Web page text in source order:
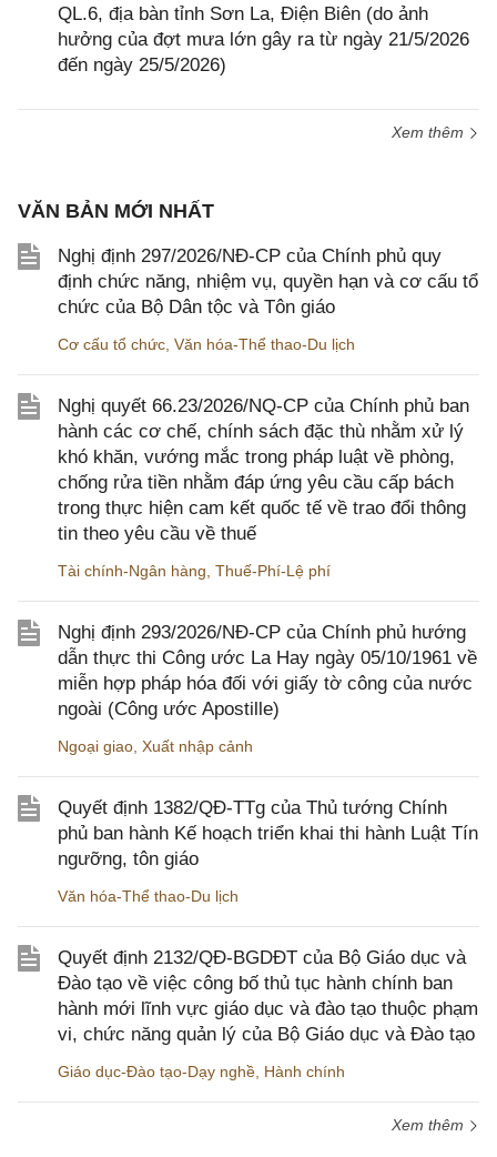
QL.6, địa bàn tỉnh Sơn La, Điện Biên (do ảnh
hưởng của đợt mưa lớn gây ra từ ngày 21/5/2026
đến ngày 25/5/2026)
Xem thêm
VĂN BẢN MỚI NHẤT
Nghị định 297/2026/NĐ-CP của Chính phủ quy
định chức năng, nhiệm vụ, quyền hạn và cơ cấu tổ
chức của Bộ Dân tộc và Tôn giáo
Cơ cấu tổ chức Văn hóa-Thể thao-Du lịch
Nghị quyết 66.23/2026/NQ-CP của Chính phủ ban
hành các cơ chế, chính sách đặc thù nhằm xử lý
khó khăn, vướng mắc trong pháp luật về phòng,
chống rửa tiền nhằm đáp ứng yêu cầu cấp bách
trong thực hiện cam kết quốc tế về trao đổi thông
tin theo yêu cầu về thuế
Tài chính-Ngân hàng Thuế-Phí-Lệ phí
Nghị định 293/2026/NĐ-CP của Chính phủ hướng
dẫn thực thi Công ước La Hay ngày 05/10/1961 về
miễn hợp pháp hóa đối với giấy tờ công của nước
ngoài (Công ước Apostille)
Ngoại giao Xuất nhập cảnh
Quyết định 1382/QĐ-TTg của Thủ tướng Chính
phủ ban hành Kế hoạch triển khai thi hành Luật Tín
ngưỡng, tôn giáo
Văn hóa-Thể thao-Du lịch
Quyết định 2132/QĐ-BGDĐT của Bộ Giáo dục và
Đào tạo về việc công bố thủ tục hành chính ban
hành mới lĩnh vực giáo dục và đào tạo thuộc phạm
vi, chức năng quản lý của Bộ Giáo dục và Đào tạo
Giáo dục-Đào tạo-Dạy nghề Hành chính
Xem thêm